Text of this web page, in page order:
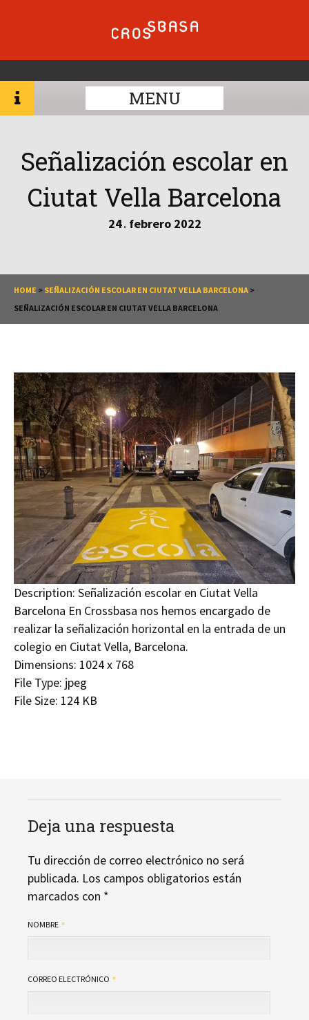
MENU
Señalización escolar en
Ciutat Vella Barcelona
24. febrero 2022
HOME > SEÑALIZACIÓN ESCOLAR EN CIUTAT VELLA BARCELONA >
SEÑALIZACIÓN ESCOLAR EN CIUTAT VELLA BARCELONA
Description: Señalización escolar en Ciutat Vella
Barcelona En Crossbasa nos hemos encargado de
realizar la señalización horizontal en la entrada de un
colegio en Ciutat Vella, Barcelona.
Dimensions: 1024 x 768
File Type: jpeg
File Size: 124 KB
Deja una respuesta
Tu dirección de correo electrónico no será
publicada. Los campos obligatorios están
marcados con *
NOMBRE
CORREO ELECTRÓNICO